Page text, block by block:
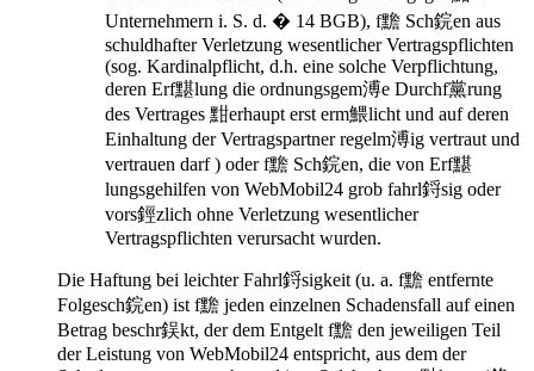
Unternehmern i. S. d. � 14 BGB), f黵 Sch鋎en aus
schuldhafter Verletzung wesentlicher Vertragspflichten
(sog. Kardinalpflicht, d.h. eine solche Verpflichtung,
deren Erf黮lung die ordnungsgem溥e Durchf黨rung
des Vertrages 黚erhaupt erst erm鰃licht und auf deren
Einhaltung der Vertragspartner regelm溥ig vertraut und
vertrauen darf ) oder f黵 Sch鋎en, die von Erf黮
lungsgehilfen von WebMobil24 grob fahrl鋝sig oder
vors鋞zlich ohne Verletzung wesentlicher
Vertragspflichten verursacht wurden.
Die Haftung bei leichter Fahrl鋝sigkeit (u. a. f黵 entfernte
Folgesch鋎en) ist f黵 jeden einzelnen Schadensfall auf einen
Betrag beschr鋘kt, der dem Entgelt f黵 den jeweiligen Teil
der Leistung von WebMobil24 entspricht, aus dem der